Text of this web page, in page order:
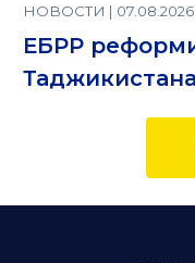
НОВОСТИ | 07.08.2026
ЕБРР
Таджикистана